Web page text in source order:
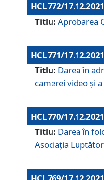
HCL 772/17.12.2021
Titlu: Aprobarea
HCL 771/17.12.2021
Titlu: Darea în
camerei video și
HCL 770/17.12.2021
Titlu: Darea în
Asociaţia